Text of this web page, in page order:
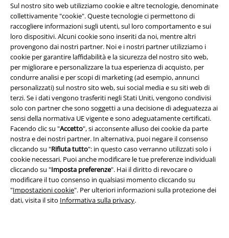
Sul nostro sito web utilizziamo cookie e altre tecnologie, denominate
collettivamente "cookie". Queste tecnologie ci permettono di
raccogliere informazioni sugli utenti, sul loro comportamento e sui
loro dispositivi. Alcuni cookie sono inseriti da noi, mentre altri
provengono dai nostri partner. Noi e i nostri partner utilizziamo i
cookie per garantire laffidabilità e la sicurezza del nostro sito web,
per migliorare e personalizzare la tua esperienza di acquisto, per
condurre analisi e per scopi di marketing (ad esempio, annunci
personalizzati) sul nostro sito web, sui social media e su siti web di
terzi. Se i dati vengono trasferiti negli Stati Uniti, vengono condivisi
solo con partner che sono soggetti a una decisione di adeguatezza ai
sensi della normativa UE vigente e sono adeguatamente certificati.
Facendo clic su "Accetto", si acconsente alluso dei cookie da parte
nostra e dei nostri partner. In alternativa, puoi negare il consenso
cliccando su "Rifiuta tutto": in questo caso verranno utilizzati solo i
cookie necessari. Puoi anche modificare le tue preferenze individuali
cliccando su "Imposta preferenze". Hai il diritto di revocare o
modificare il tuo consenso in qualsiasi momento cliccando su
"Impostazioni cookie". Per ulteriori informazioni sulla protezione dei
dati, visita il sito Informativa sulla privacy.
Info legali
Termini & Condizioni
Redazione
Legge sulla Privacy
Smaltimento rifiuti e protezione dell’ambiente
Dichiarazione di Conformità
Informazioni sull'accessibilità
Impostazioni cookie
Esercita Recesso